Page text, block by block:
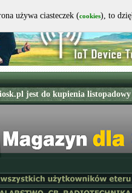
używa ciasteczek (cookies), to